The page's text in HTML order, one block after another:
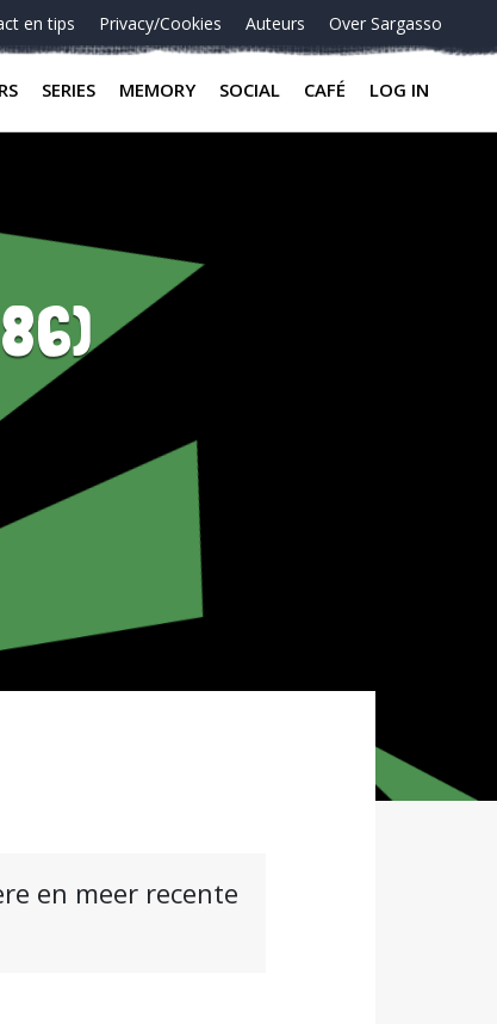
en tips Privacy/Cookies Auteurs Over Sargasso
SERIES MEMORY SOCIAL CAFÉ LOG IN
en meer recente